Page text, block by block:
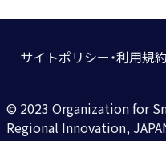
サイトポリシー・利用規約
© 2023 Organization for
Regional Innovation,